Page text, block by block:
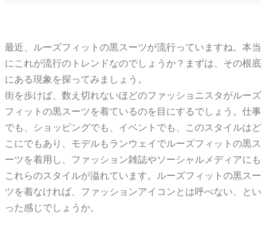
最近、ルーズフィットの黒スーツが流行っていますね。本当
にこれが流行のトレンドなのでしょうか？まずは、その根底
にある現象を探ってみましょう。
街を歩けば、数え切れないほどのファッショニスタがルーズ
フィットの黒スーツを着ているのを目にするでしょう。仕事
でも、ショッピングでも、イベントでも、このスタイルはど
こにでもあり、モデルもランウェイでルーズフィットの黒ス
ーツを着用し、ファッション雑誌やソーシャルメディアにも
これらのスタイルが溢れています。ルーズフィットの黒スー
ツを着なければ、ファッションアイコンとは呼べない、とい
った感じでしょうか。